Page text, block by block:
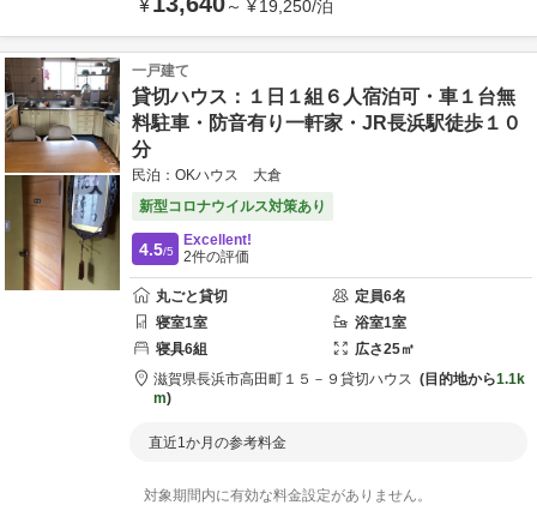
¥ ～ ¥19,250/泊
一戸建て
貸切ハウス：１日１組６人宿泊可・車１台無
料駐車・防音有り一軒家・JR長浜駅徒歩１０
分
民泊：OKハウス 大倉
新型コロナウイルス対策あり
4.5/5
Excellent!
2件の評価
丸ごと貸切 定員6名
寝室1室 浴室1室
寝具6組 広さ25㎡
滋賀県長浜市高田町１５－９ 貸切ハウス 目的地から1.1k
m
直近1か月の参考料金
対象期間内に有効な料金設定がありません。